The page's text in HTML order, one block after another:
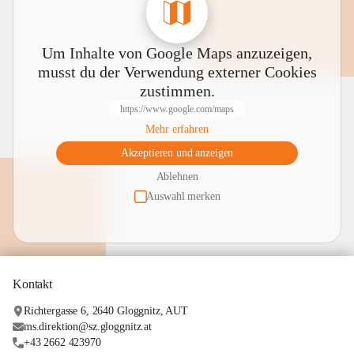
Um Inhalte von Google Maps anzuzeigen,
musst du der Verwendung externer Cookies
zustimmen.
https://www.google.com/maps
Mehr erfahren
Akzeptieren und anzeigen
Ablehnen
Auswahl merken
Kontakt
Richtergasse 6, 2640 Gloggnitz, AUT
ms.direktion@sz.gloggnitz.at
+43 2662 423970